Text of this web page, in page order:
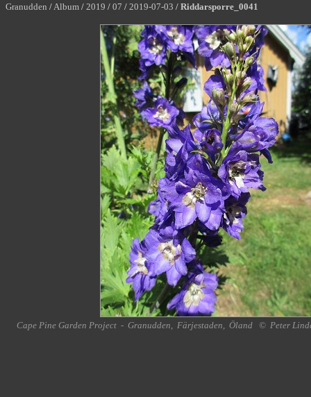
Granudden /Album / 2019 / 07 / 2019-07-03 / Riddarsporre_0041
Cape Pine Garden Project - Granudden, Färjestaden, Öland © Peter